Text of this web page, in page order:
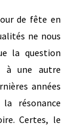
de fête en
ne nous
la question
à une autre
années
résonance
Certes, le